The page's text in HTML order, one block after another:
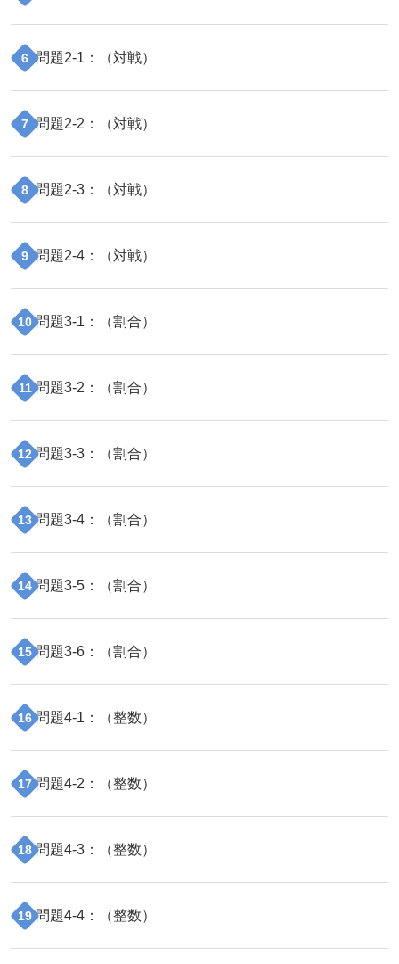
6 問題2-1 ：（対戦）
7 問題2-2 ：（対戦）
8 問題2-3 ：（対戦）
9 問題2-4 ：（対戦）
10 問題3-1 ：（割合）
11 問題3-2 ：（割合）
12 問題3-3 ：（割合）
13 問題3-4 ：（割合）
14 問題3-5 ：（割合）
15 問題3-6 ：（割合）
16 問題4-1 ：（整数）
17 問題4-2 ：（整数）
18 問題4-3 ：（整数）
19 問題4-4 ：（整数）